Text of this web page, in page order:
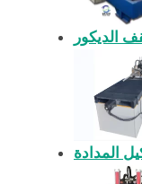
الديكور